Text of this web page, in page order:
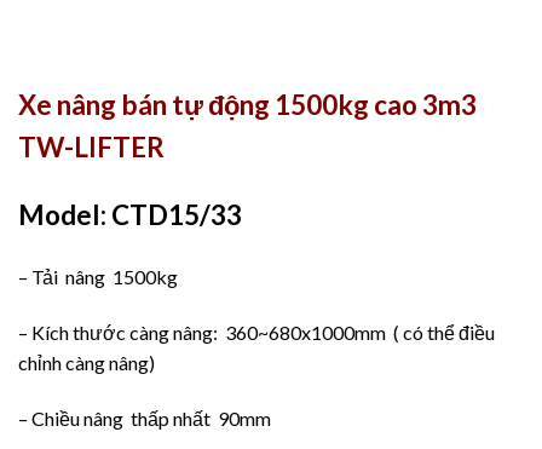
Xe nâng bán tự động 1500kg cao 3m3
TW-LIFTER
Model: CTD15/33
– Tải nâng 1500kg
– Kích thước càng nâng: 360~680x1000mm ( có thể điều
chỉnh càng nâng)
– Chiều nâng thấp nhất 90mm